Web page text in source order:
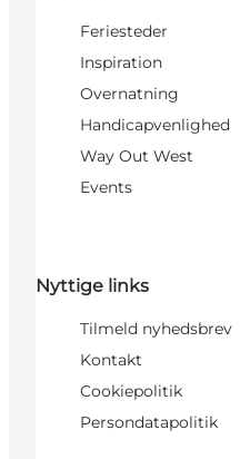
Feriesteder
Inspiration
Overnatning
Handicapvenlighed
Way Out West
Events
Nyttige links
Tilmeld nyhedsbrev
Kontakt
Cookiepolitik
Persondatapolitik